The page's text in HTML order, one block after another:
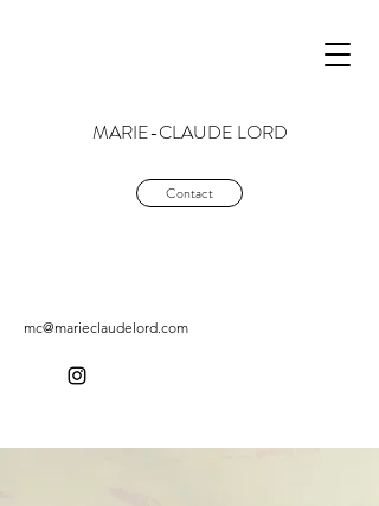
MARIE-CLAUDE LORD
Contact
mc@marieclaudelord.com